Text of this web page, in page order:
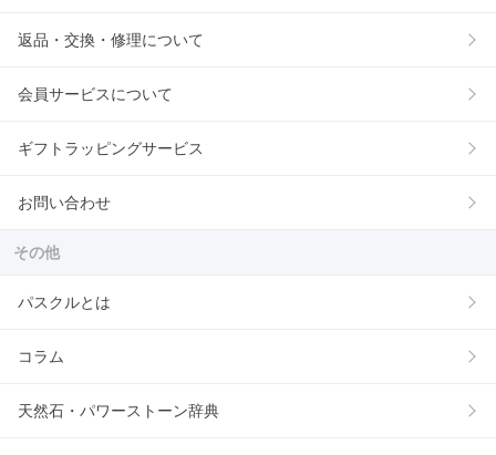
返品・交換・修理について
会員サービスについて
ギフトラッピングサービス
お問い合わせ
その他
パスクルとは
コラム
天然石・パワーストーン辞典